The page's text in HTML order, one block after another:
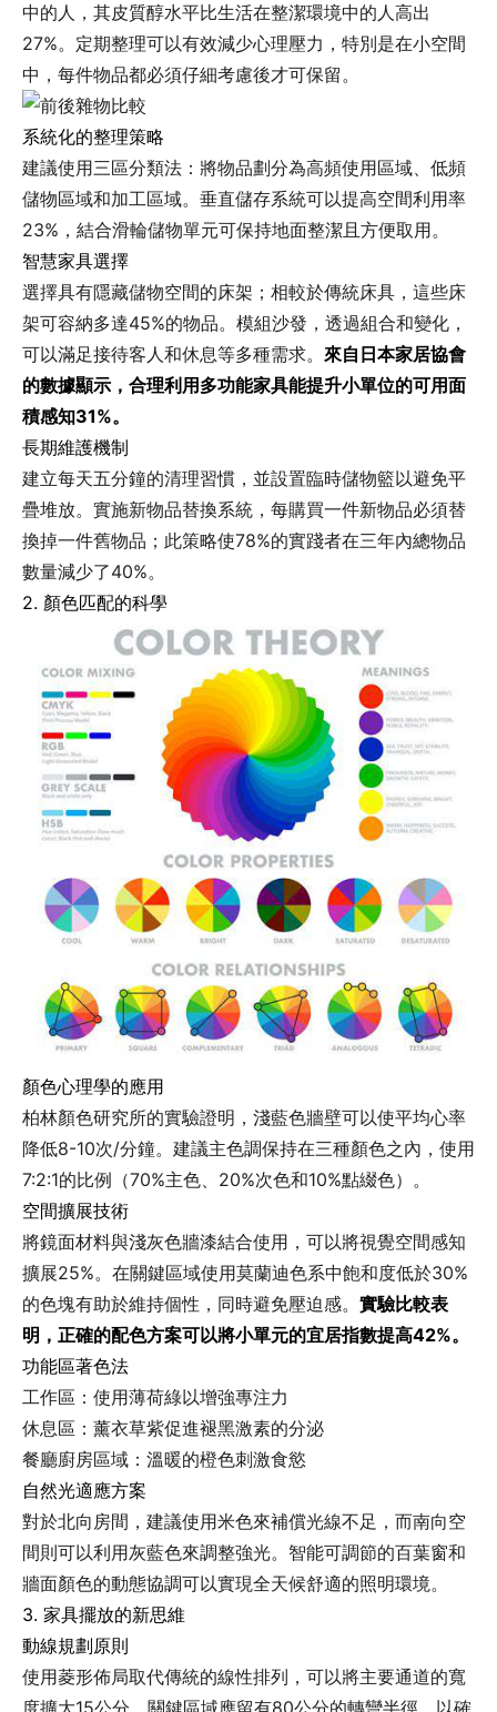
中的人，其皮質醇水平比生活在整潔環境中的人高出
27%。定期整理可以有效減少心理壓力，特別是在小空間
中，每件物品都必須仔細考慮後才可保留。
系統化的整理策略
建議使用三區分類法：將物品劃分為高頻使用區域、低頻
儲物區域和加工區域。垂直儲存系統可以提高空間利用率
23%，結合滑輪儲物單元可保持地面整潔且方便取用。
智慧家具選擇
選擇具有隱藏儲物空間的床架；相較於傳統床具，這些床
架可容納多達45%的物品。模組沙發，透過組合和變化，
可以滿足接待客人和休息等多種需求。 來自日本家居協會
的數據顯示，合理利用多功能家具能提升小單位的可用面
積感知31%。
長期維護機制
建立每天五分鐘的清理習慣，並設置臨時儲物籃以避免平
疊堆放。實施新物品替換系統，每購買一件新物品必須替
換掉一件舊物品；此策略使78%的實踐者在三年內總物品
數量減少了40%。
2. 顏色匹配的科學
顏色心理學的應用
柏林顏色研究所的實驗證明，淺藍色牆壁可以使平均心率
降低8-10次/分鐘。建議主色調保持在三種顏色之內，使用
7:2:1的比例（70%主色、20%次色和10%點綴色）。
空間擴展技術
將鏡面材料與淺灰色牆漆結合使用，可以將視覺空間感知
擴展25%。在關鍵區域使用莫蘭迪色系中飽和度低於30%
的色塊有助於維持個性，同時避免壓迫感。 實驗比較表
明，正確的配色方案可以將小單元的宜居指數提高42%。
功能區著色法
工作區：使用薄荷綠以增強專注力
休息區：薰衣草紫促進褪黑激素的分泌
餐廳廚房區域：溫暖的橙色刺激食慾
自然光適應方案
對於北向房間，建議使用米色來補償光線不足，而南向空
間則可以利用灰藍色來調整強光。智能可調節的百葉窗和
牆面顏色的動態協調可以實現全天候舒適的照明環境。
3. 家具擺放的新思維
動線規劃原則
使用菱形佈局取代傳統的線性排列，可以將主要通道的寬
度擴大15公分。關鍵區域應留有80公分的轉彎半徑，以確